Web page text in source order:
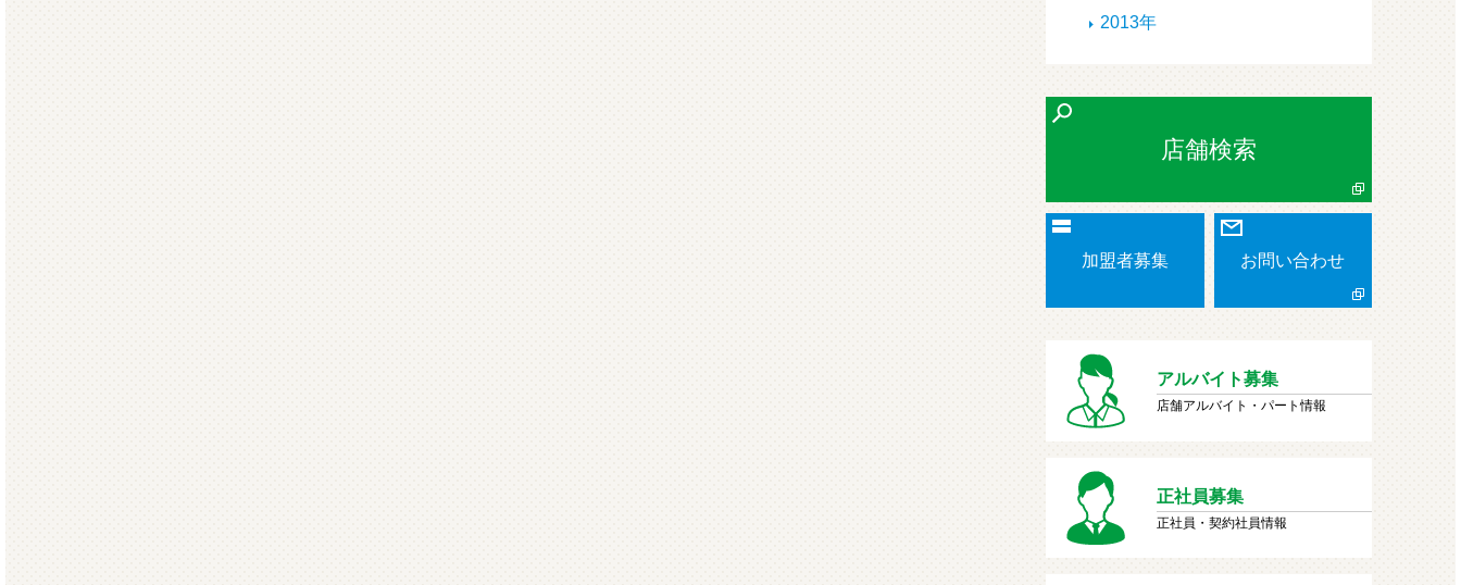
2013年
店舗検索
加盟者募集 お問い合わせ
アルバイト募集
店舗アルバイト・パート情報
正社員募集
正社員・契約社員情報